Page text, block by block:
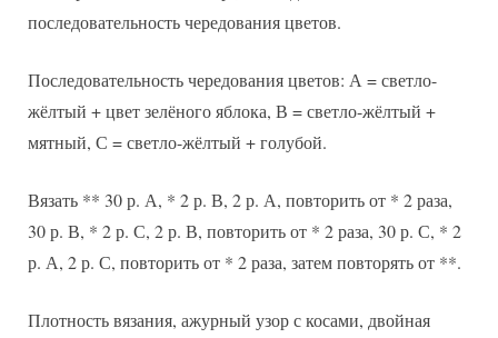
последовательность чередования цветов.
Последовательность чередования цветов: А = светло-
жёлтый + цвет зелёного яблока, В = светло-жёлтый +
мятный, С = светло-жёлтый + голубой.
Вязать ** 30 р. А, * 2 р. В, 2 р. А, повторить от * 2 раза,
30 р. В, * 2 р. С, 2 р. В, повторить от * 2 раза, 30 р. С, * 2
р. А, 2 р. С, повторить от * 2 раза, затем повторять от **.
Плотность вязания, ажурный узор с косами, двойная